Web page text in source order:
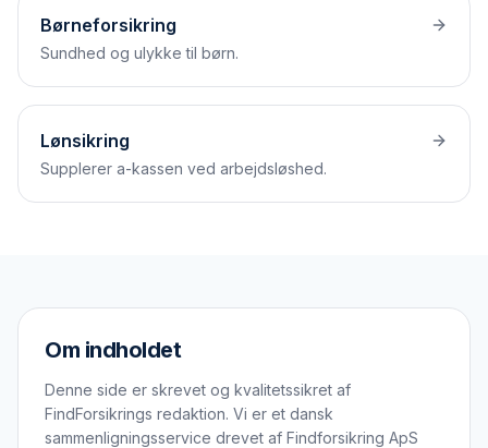
Børneforsikring
Sundhed og ulykke til børn.
Lønsikring
Supplerer a-kassen ved arbejdsløshed.
Om indholdet
Denne side er skrevet og kvalitetssikret af
FindForsikrings redaktion. Vi er et dansk
sammenligningsservice drevet af Findforsikring ApS